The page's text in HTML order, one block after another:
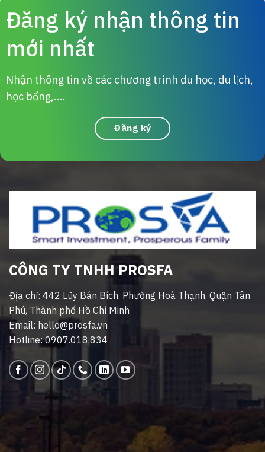
Đăng ký nhận thông tin
mới nhất
Nhận thông tin về các chương trình du học, du lịch,
học bổng,....
Đăng ký
CÔNG TY TNHH PROSFA
Địa chỉ: 442 Lũy Bán Bích, Phường Hoà Thạnh, Quận Tân
Phú, Thành phố Hồ Chí Minh
Email: hello@prosfa.vn
Hotline: 0907.018.834